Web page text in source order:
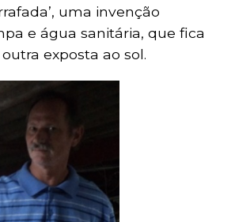
uma invenção
e água sanitária, que fica
exposta ao sol.